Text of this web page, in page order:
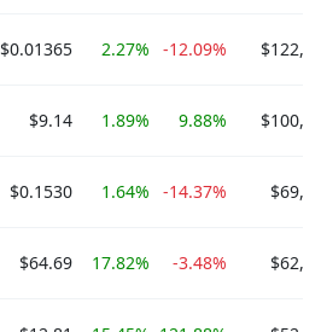
$0.01365 2.27% -12.09%
$9.14 1.89% 9.88%
$0.1530 1.64% -14.37%
$64.69 17.82% -3.48%